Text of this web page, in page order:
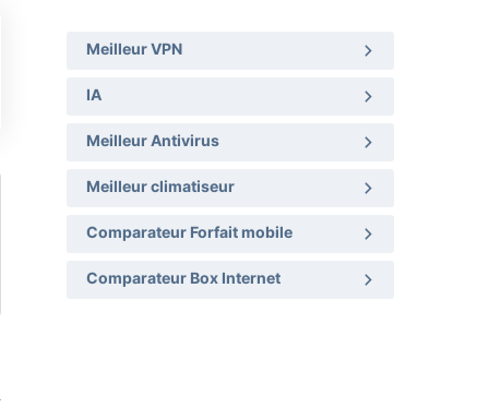
Meilleur VPN
IA
Meilleur Antivirus
Meilleur climatiseur
Comparateur Forfait mobile
Comparateur Box Internet